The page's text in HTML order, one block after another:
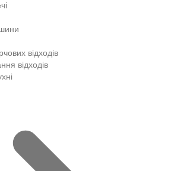
відходів
відходів